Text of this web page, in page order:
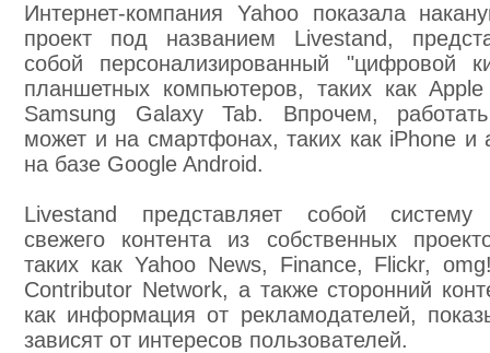
Интернет-компания Yahoo показала
проект под названием Livestand,
собой персонализированный "цифровой
планшетных компьютеров, таких как
Samsung Galaxy Tab. Впрочем,
может и на смартфонах, таких как iPhone и
на базе Google Android.
Livestand представляет собой систему
свежего контента из собственных
таких как Yahoo News, Finance, Flickr,
Contributor Network, а также сторонний
как информация от рекламодателей,
зависят от интересов пользователей.